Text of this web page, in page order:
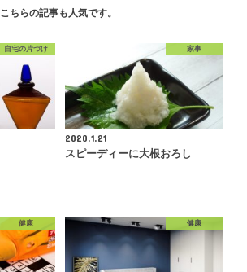
こちらの記事も人気です。
自宅の片づけ 家事
2020.1.21
スピーディーに大根おろし
健康 健康